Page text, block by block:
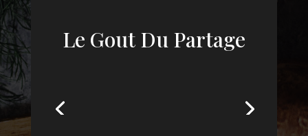
Le Gout Du Partage